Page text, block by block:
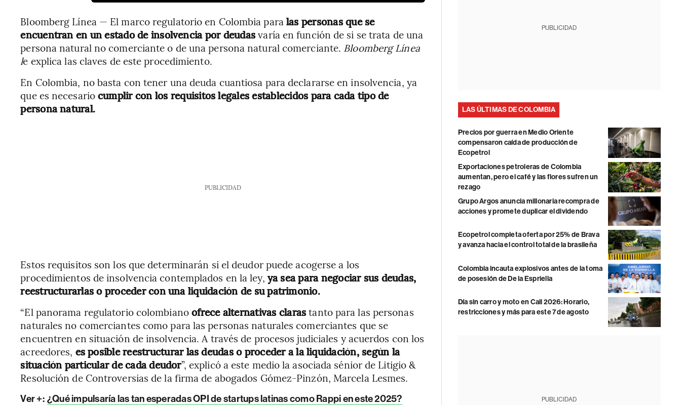
Bloomberg Línea — El marco regulatorio en Colombia para las personas que se
encuentran en un estado de insolvencia por deudasvaría en función de si se trata de una
persona natural no comerciante o de una persona natural comerciante. Bloomberg Línea
le explica las claves de este procedimiento.
En Colombia, no basta con tener una deuda cuantiosa para declararse en insolvencia, ya
que es necesariocumplir con los requisitos legales establecidos para cada tipo de
persona natural.
PUBLICIDAD
Estos requisitos son los que determinarán si el deudor puede acogerse a los
procedimientos de insolvencia contemplados en la ley, ya sea para negociar sus deudas,
reestructurarlas o proceder con una liquidación de su patrimonio.
“El panorama regulatorio colombianoofrece alternativas clarastanto para las personas
naturales no comerciantes como para las personas naturales comerciantes que se
encuentren en situación de insolvencia. A través de procesos judiciales y acuerdos con los
acreedores, es posible reestructurar las deudas o proceder a la liquidación, según la
situación particular de cada deudor”, explicó a este medio la asociada sénior de Litigio &
Resolución de Controversias de la firma de abogados Gómez-Pinzón, Marcela Lesmes.
Ver +: ¿Qué impulsaría las tan esperadas OPI de startups latinas como Rappi en este 2025?
PUBLICIDAD
LAS ÚLTIMAS DE COLOMBIA
Precios por guerra en Medio Oriente
compensaron caída de producción de
Ecopetrol
Exportaciones petroleras de Colombia
aumentan, pero el café y las flores sufren un
rezago
Grupo Argos anuncia millonaria recompra de
acciones y promete duplicar el dividendo
Ecopetrol completa oferta por 25% de Brava
y avanza hacia el control total de la brasileña
Colombia incauta explosivos antes de la toma
de posesión de De la Espriella
Día sin carro y moto en Cali 2026: Horario,
restricciones y más para este 7 de agosto
PUBLICIDAD